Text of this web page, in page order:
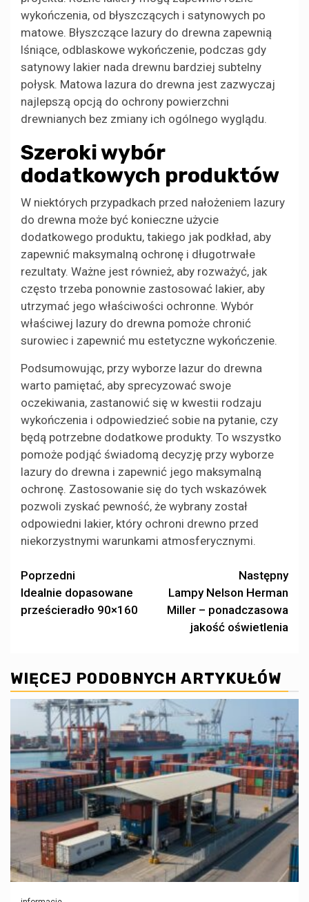
wykończenia, od błyszczących i satynowych po
matowe. Błyszczące lazury do drewna zapewnią
lśniące, odblaskowe wykończenie, podczas gdy
satynowy lakier nada drewnu bardziej subtelny
połysk. Matowa lazura do drewna jest zazwyczaj
najlepszą opcją do ochrony powierzchni
drewnianych bez zmiany ich ogólnego wyglądu.
Szeroki wybór
dodatkowych produktów
W niektórych przypadkach przed nałożeniem lazury
do drewna może być konieczne użycie
dodatkowego produktu, takiego jak podkład, aby
zapewnić maksymalną ochronę i długotrwałe
rezultaty. Ważne jest również, aby rozważyć, jak
często trzeba ponownie zastosować lakier, aby
utrzymać jego właściwości ochronne. Wybór
właściwej lazury do drewna pomoże chronić
surowiec i zapewnić mu estetyczne wykończenie.
Podsumowując, przy wyborze lazur do drewna
warto pamiętać, aby sprecyzować swoje
oczekiwania, zastanowić się w kwestii rodzaju
wykończenia i odpowiedzieć sobie na pytanie, czy
będą potrzebne dodatkowe produkty. To wszystko
pomoże podjąć świadomą decyzję przy wyborze
lazury do drewna i zapewnić jego maksymalną
ochronę. Zastosowanie się do tych wskazówek
pozwoli zyskać pewność, że wybrany został
odpowiedni lakier, który ochroni drewno przed
niekorzystnymi warunkami atmosferycznymi.
Zobacz
wpisy
Poprzedni
Idealnie dopasowane
prześcieradło 90×160
Następny
Lampy Nelson Herman
Miller – ponadczasowa
jakość oświetlenia
WIĘCEJ PODOBNYCH ARTYKUŁÓW